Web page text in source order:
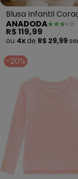
Blusa Infantil
(Pink)
ANADODA
R$ 119,99
ou 4x de R$ 29,99
-20%